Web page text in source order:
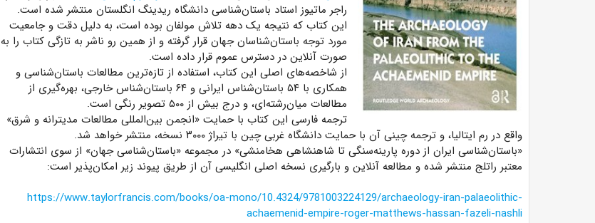
راجر ماتیوز استاد باستان‌شناسی دانشگاه ریدینگ انگلستان منتشر شده است.
این کتاب که نتیجه یک دهه تلاش مولفان بوده است، به دلیل دقت و جامعیت
مورد توجه باستان‌شناسان جهان قرار گرفته و از همین رو ناشر به تازگی کتاب را به
صورت آنلاین در دسترس عموم قرار داده است.
از شاخصه‌های اصلی این کتاب، استفاده از تازه‌ترین مطالعات باستان‌شناسی و
همکاری با ۵۴ باستان‌شناس ایرانی و ۶۴ باستان‌شناس خارجی، بهره‌گیری از
مطالعات میان‌رشته‌ای، و درج بیش از ۵۰۰ تصویر رنگی است.
ترجمه فارسی این کتاب با حمایت «انجمن بین‌المللی مطالعات مدیترانه و شرق»
واقع در رم ایتالیا، و ترجمه چینی آن با حمایت دانشگاه غربی چین با تیراژ ۳۰۰۰ نسخه، منتشر خواهد شد.
«باستان‌شناسی ایران از دوره پارینه‌سنگی تا شاهنشاهی هخامنشی» در مجموعه «باستان‌شناسی جهان» از سوی انتشارات
معتبر راتلج منتشر شده و مطالعه آنلاین و بارگیری نسخه اصلی انگلیسی آن از طریق پیوند زیر امکان‌پذیر است:
https://www.taylorfrancis.com/books/oa-mono/10.4324/9781003224129/archaeology-iran-palaeolithic-
achaemenid-empire-roger-matthews-hassan-fazeli-nashli